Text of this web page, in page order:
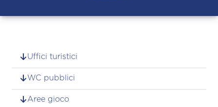
Uffici turistici
WC pubblici
Aree gioco